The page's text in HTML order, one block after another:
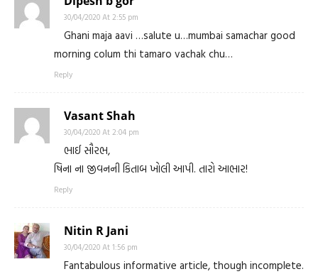
30/04/2020 At 2:55 pm
Ghani maja aavi …salute u…mumbai samachar good
morning colum thi tamaro vachak chu…
Reply
Vasant Shah
30/04/2020 At 2:04 pm
ભાઈ સૌરભ,
ષિના ના જીવનની કિતાબ ખોલી આપી. તારો આભાર!
Reply
Nitin R Jani
30/04/2020 At 1:56 pm
Fantabulous informative article, though incomplete.